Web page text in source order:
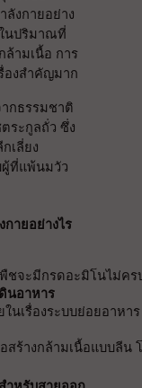
งกายอย่าง
นปริมาณที่
ล้ามเนื้อ การ
องสำคัญมาก
กธรรมชาติ
ระกูลถั่ว ซึ่ง
เลี่ยง
ที่แพ้นมวัว
ายอย่างไร
ชจะมีกรดอะมิโนไม่ค
นอาหาร
นเรื่องระบบย่อยอาหา
ร้างกล้ามเนื้อแบบลีน